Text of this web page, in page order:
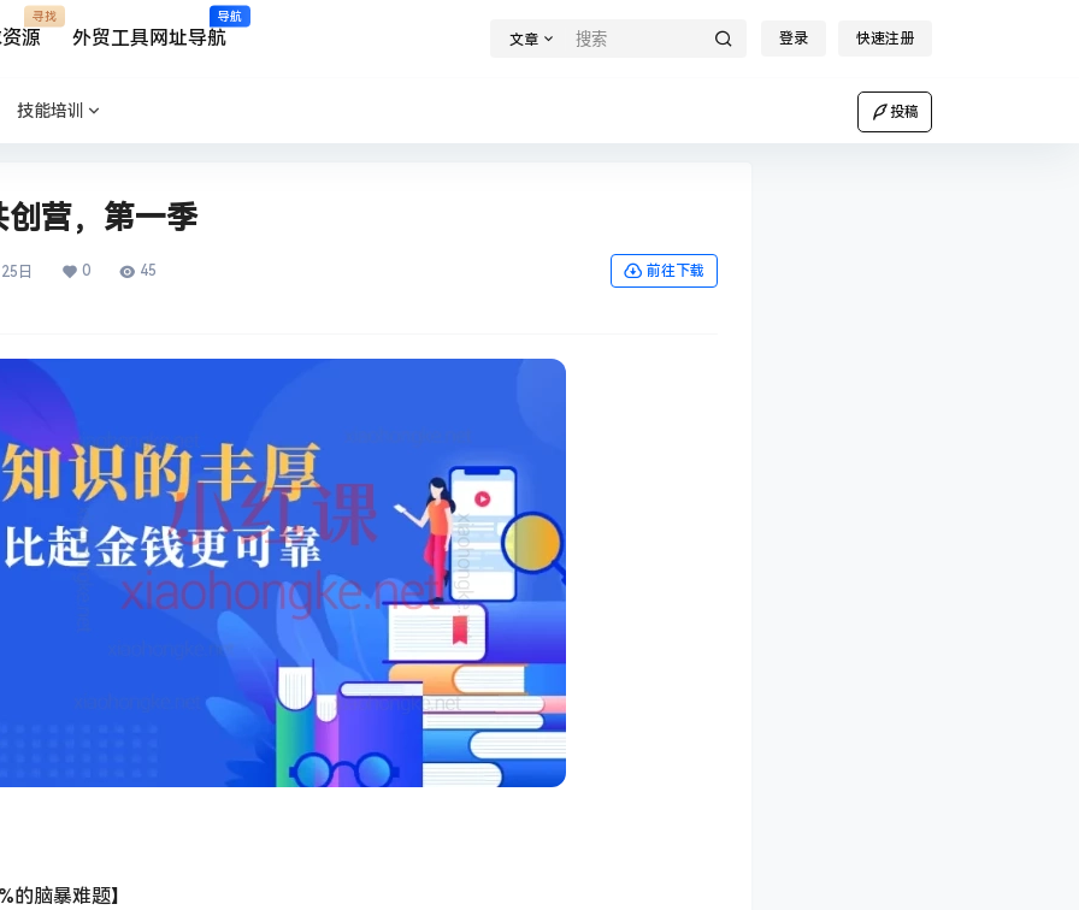
源
寻找
外贸工具网址导航
导航
文章 登录 快速注册
技能培训 投稿
营，第一季
日 0 45 前往下载
的脑暴难题】